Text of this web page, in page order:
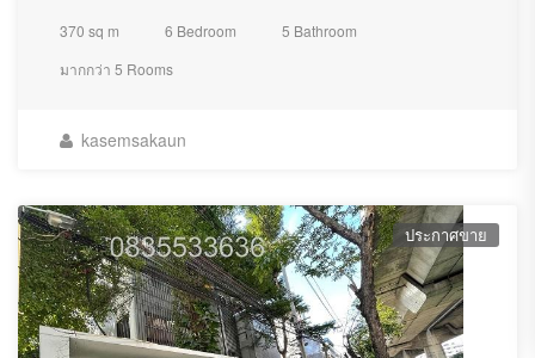
370 sq m 6 Bedroom
5 Bathroom
มากกว่า 5 Rooms
kasemsakaun
ประกาศขาย
275/1 ประชาอุทิศ 33 แขวงบางมด เขตทุ่งครุ 10140
0961759955
E-Mail: office@atHomeDD.com
© 2018 AtHomeDD . All Rights Reserved.